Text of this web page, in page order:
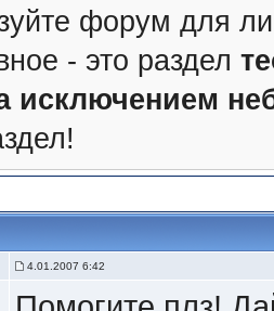
форум для
- это раздел
исключением
4.01.2007 6:42